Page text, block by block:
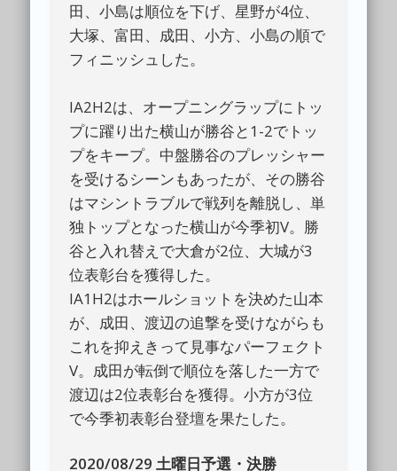
田、小島は順位を下げ、星野が4位、
大塚、富田、成田、小方、小島の順で
フィニッシュした。
IA2H2は、オープニングラップにトッ
プに躍り出た横山が勝谷と1-2でトッ
プをキープ。中盤勝谷のプレッシャー
を受けるシーンもあったが、その勝谷
はマシントラブルで戦列を離脱し、単
独トップとなった横山が今季初V。勝
谷と入れ替えで大倉が2位、大城が3
位表彰台を獲得した。
IA1H2はホールショットを決めた山本
が、成田、渡辺の追撃を受けながらも
これを抑えきって見事なパーフェクト
V。成田が転倒で順位を落した一方で
渡辺は2位表彰台を獲得。小方が3位
で今季初表彰台登壇を果たした。
2020/08/29 土曜日予選・決勝